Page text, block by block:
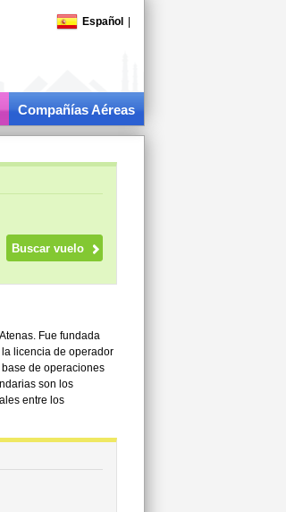
Español
Compañías Aéreas
Fue fundada
licencia de operador
de operaciones
son los
entre los